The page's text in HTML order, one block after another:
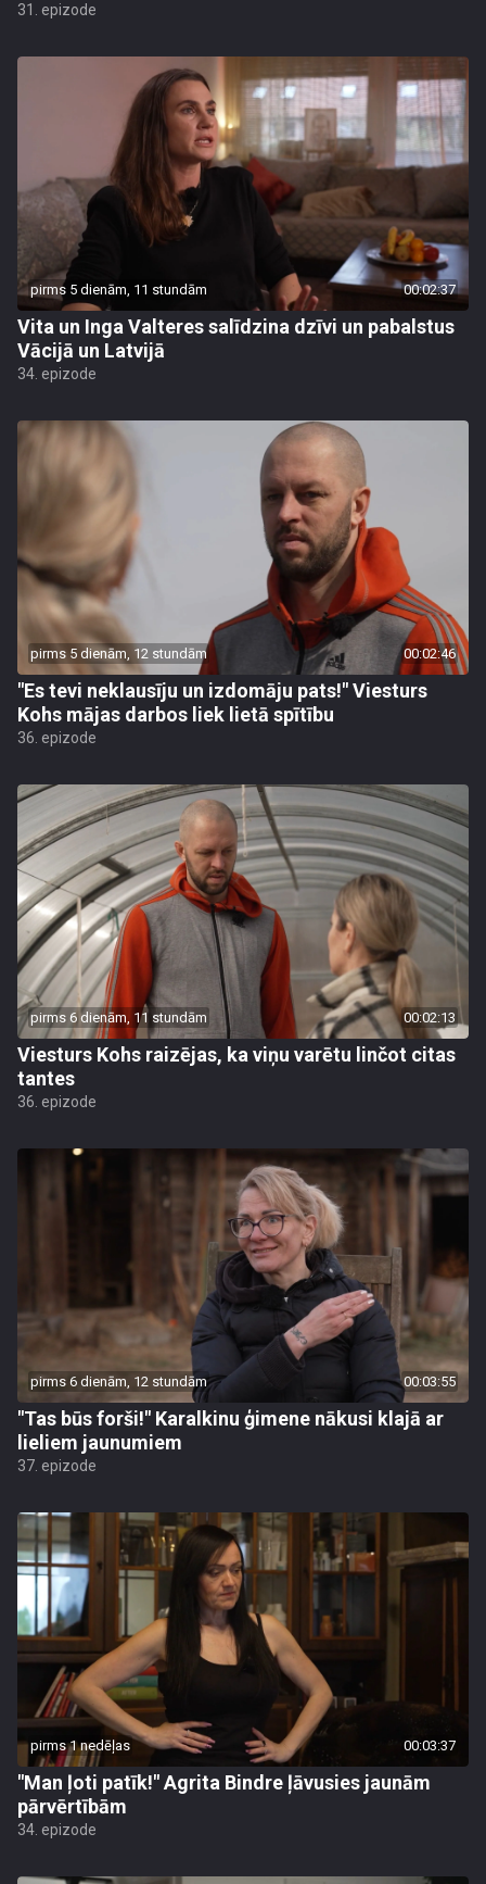
31. epizode
pirms 5 dienām, 11 stundām 00:02:37
Vita un Inga Valteres salīdzina dzīvi un pabalstus
Vācijā un Latvijā
34. epizode
pirms 5 dienām, 12 stundām 00:02:46
"Es tevi neklausīju un izdomāju pats!" Viesturs
Kohs mājas darbos liek lietā spītību
36. epizode
pirms 6 dienām, 11 stundām 00:02:13
Viesturs Kohs raizējas, ka viņu varētu linčot citas
tantes
36. epizode
pirms 6 dienām, 12 stundām 00:03:55
"Tas būs forši!" Karalkinu ģimene nākusi klajā ar
lieliem jaunumiem
37. epizode
pirms 1 nedēļas 00:03:37
"Man ļoti patīk!" Agrita Bindre ļāvusies jaunām
pārvērtībām
34. epizode